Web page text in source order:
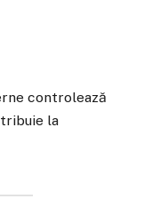
controlează
la